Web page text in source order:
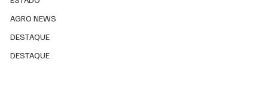
AGRO NEWS
DESTAQUE
DESTAQUE